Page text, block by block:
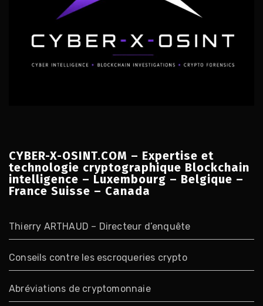
CYBER-X-OSINT.COM – Expertise et
technologie cryptographique Blockchain
intelligence – Luxembourg – Belgique –
France Suisse – Canada
Thierry ARTHAUD – Directeur d’enquête
Conseils contre les escroqueries crypto
Abréviations de cryptomonnaie